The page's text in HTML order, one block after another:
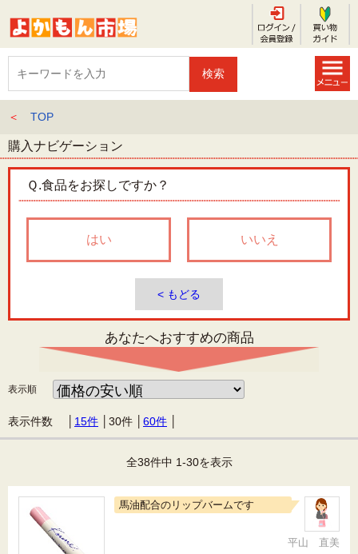
＜ TOP
購入ナビゲーション
Ｑ.食品をお探しですか？
はい いいえ
< もどる
あなたへおすすめの商品
表示順
表示件数 │ 15件 30件 60件
全38件中 1-30を表示
馬油配合のリップバームです
平山 直美